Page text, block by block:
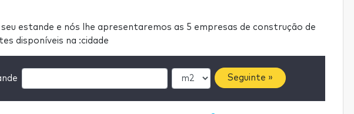
estande e nós lhe apresentaremos as 5 empresas de construção de
disponíveis na :cidade
Seguinte »